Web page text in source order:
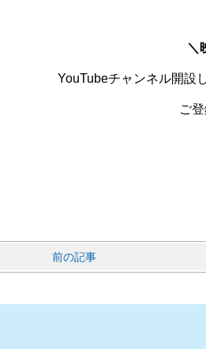
＼
YouTubeチャンネル開設
ご
前の記事